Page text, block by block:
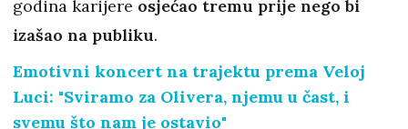
godina karijere osjećao tremu prije nego bi
izašao na publiku.
Emotivni koncert na trajektu prema Veloj
Luci: "Sviramo za Olivera, njemu u čast, i
svemu što nam je ostavio"